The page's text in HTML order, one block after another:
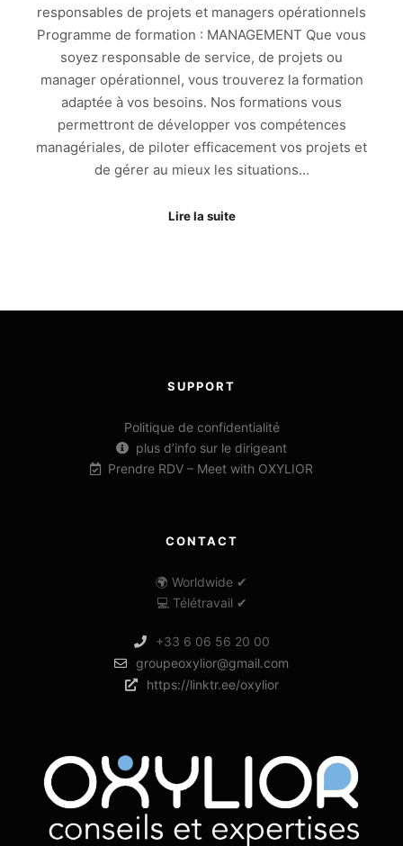
responsables de projets et managers opérationnels
Programme de formation : MANAGEMENT Que vous
soyez responsable de service, de projets ou
manager opérationnel, vous trouverez la formation
adaptée à vos besoins. Nos formations vous
permettront de développer vos compétences
managériales, de piloter efficacement vos projets et
de gérer au mieux les situations…
Lire la suite
SUPPORT
Politique de confidentialité
plus d’info sur le dirigeant
Prendre RDV – Meet with OXYLIOR
CONTACT
🌍 Worldwide ✔
💻 Télétravail ✔
+33 6 06 56 20 00
groupeoxylior@gmail.com
https://linktr.ee/oxylior